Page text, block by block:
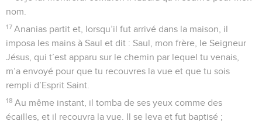
nom.
17 Ananias partit et, lorsqu’il fut arrivé dans la maison, il
imposa les mains à Saul et dit : Saul, mon frère, le Seigneur
Jésus, qui t’est apparu sur le chemin par lequel tu venais,
m’a envoyé pour que tu recouvres la vue et que tu sois
rempli d’Esprit Saint.
18 Au même instant, il tomba de ses yeux comme des
écailles, et il recouvra la vue. Il se leva et fut baptisé ;